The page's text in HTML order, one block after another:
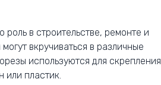
в строительстве, ремонте и
вкручиваться в различные
используются для скрепления
или пластик.